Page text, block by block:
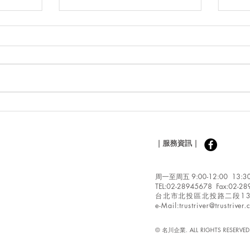
空氣做出蛋白質？英國新創研
​｜服務資訊｜
周一至周五 9:00-12:00
TEL:02-28945678 Fax:02-
台北市北投區北投路二段
e-Mail:
© 名川企業. ALL RIGHTS